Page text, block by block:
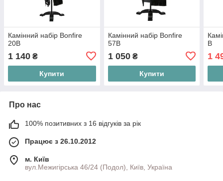
Камінний набір Bonfire
20B
1 140 ₴
Купити
Камінний набір Bonfire
57B
1 050₴
Купити
В
1
Про нас
100% позитивних з 16 відгуків за рік
Працює з 26.10.2012
м. Київ
вул.Межигірська 46/24 (Подол), Київ, Україна